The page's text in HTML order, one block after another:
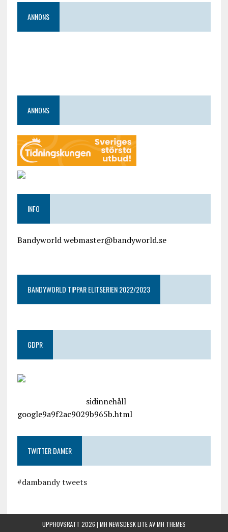
ANNONS
ANNONS
INFO
Bandyworld webmaster@bandyworld.se
BANDYWORLD TIPPAR ELITSERIEN 2022/2023
GDPR
sidinnehåll
google9a9f2ac9029b965b.html
TWITTER DAMER
#dambandy tweets
UPPHOVSRÄTT 2026 | MH NEWSDESK LITE AVMH THEMES